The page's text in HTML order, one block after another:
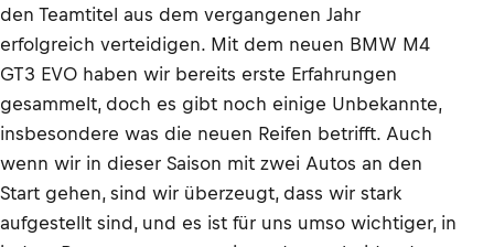
den Teamtitel aus dem vergangenen Jahr
erfolgreich verteidigen. Mit dem neuen BMW M4
GT3 EVO haben wir bereits erste Erfahrungen
gesammelt, doch es gibt noch einige Unbekannte,
insbesondere was die neuen Reifen betrifft. Auch
wenn wir in dieser Saison mit zwei Autos an den
Start gehen, sind wir überzeugt, dass wir stark
aufgestellt sind, und es ist für uns umso wichtiger, in